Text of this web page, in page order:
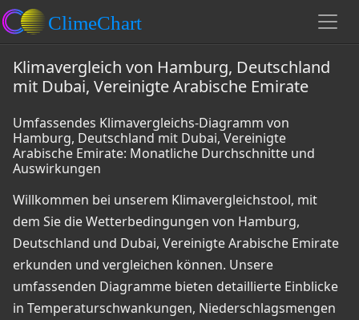
Klimavergleich von Hamburg, Deutschland
mit Dubai, Vereinigte Arabische Emirate
Umfassendes Klimavergleichs-Diagramm von
Hamburg, Deutschland mit Dubai, Vereinigte
Arabische Emirate: Monatliche Durchschnitte und
Auswirkungen
Willkommen bei unserem Klimavergleichstool, mit
dem Sie die Wetterbedingungen von Hamburg,
Deutschland und Dubai, Vereinigte Arabische Emirate
erkunden und vergleichen können. Unsere
umfassenden Diagramme bieten detaillierte Einblicke
in Temperaturschwankungen, Niederschlagsmengen